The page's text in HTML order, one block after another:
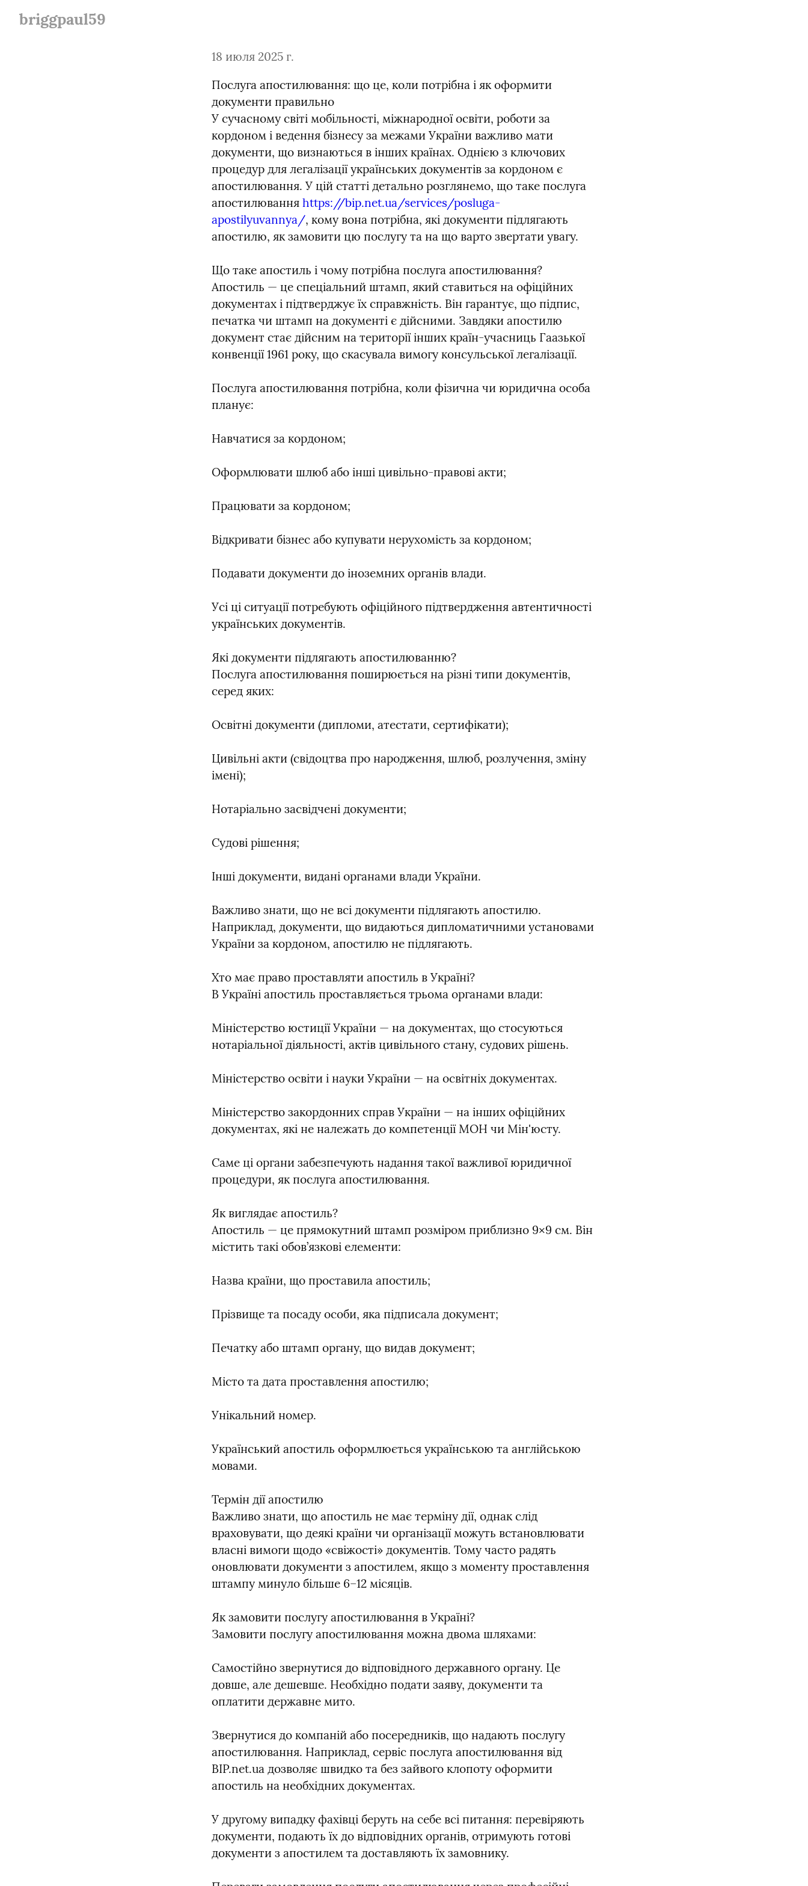
briggpaul59
18 июля 2025 г.
Послуга апостилювання: що це, коли потрібна і як оформити
документи правильно
У сучасному світі мобільності, міжнародної освіти, роботи за
кордоном і ведення бізнесу за межами України важливо мати
документи, що визнаються в інших країнах. Однією з ключових
процедур для легалізації українських документів за кордоном є
апостилювання. У цій статті детально розглянемо, що таке послуга
апостилювання https://bip.net.ua/services/posluga-
apostilyuvannya/, кому вона потрібна, які документи підлягають
апостилю, як замовити цю послугу та на що варто звертати увагу.
Що таке апостиль і чому потрібна послуга апостилювання?
Апостиль — це спеціальний штамп, який ставиться на офіційних
документах і підтверджує їх справжність. Він гарантує, що підпис,
печатка чи штамп на документі є дійсними. Завдяки апостилю
документ стає дійсним на території інших країн-учасниць Гаазької
конвенції 1961 року, що скасувала вимогу консульської легалізації.
Послуга апостилювання потрібна, коли фізична чи юридична особа
планує:
Навчатися за кордоном;
Оформлювати шлюб або інші цивільно-правові акти;
Працювати за кордоном;
Відкривати бізнес або купувати нерухомість за кордоном;
Подавати документи до іноземних органів влади.
Усі ці ситуації потребують офіційного підтвердження автентичності
українських документів.
Які документи підлягають апостилюванню?
Послуга апостилювання поширюється на різні типи документів,
серед яких:
Освітні документи (дипломи, атестати, сертифікати);
Цивільні акти (свідоцтва про народження, шлюб, розлучення, зміну
імені);
Нотаріально засвідчені документи;
Судові рішення;
Інші документи, видані органами влади України.
Важливо знати, що не всі документи підлягають апостилю.
Наприклад, документи, що видаються дипломатичними установами
України за кордоном, апостилю не підлягають.
Хто має право проставляти апостиль в Україні?
В Україні апостиль проставляється трьома органами влади:
Міністерство юстиції України — на документах, що стосуються
нотаріальної діяльності, актів цивільного стану, судових рішень.
Міністерство освіти і науки України — на освітніх документах.
Міністерство закордонних справ України — на інших офіційних
документах, які не належать до компетенції МОН чи Мін'юсту.
Саме ці органи забезпечують надання такої важливої юридичної
процедури, як послуга апостилювання.
Як виглядає апостиль?
Апостиль — це прямокутний штамп розміром приблизно 9×9 см. Він
містить такі обов’язкові елементи:
Назва країни, що проставила апостиль;
Прізвище та посаду особи, яка підписала документ;
Печатку або штамп органу, що видав документ;
Місто та дата проставлення апостилю;
Унікальний номер.
Український апостиль оформлюється українською та англійською
мовами.
Термін дії апостилю
Важливо знати, що апостиль не має терміну дії, однак слід
враховувати, що деякі країни чи організації можуть встановлювати
власні вимоги щодо «свіжості» документів. Тому часто радять
оновлювати документи з апостилем, якщо з моменту проставлення
штампу минуло більше 6–12 місяців.
Як замовити послугу апостилювання в Україні?
Замовити послугу апостилювання можна двома шляхами:
Самостійно звернутися до відповідного державного органу. Це
довше, але дешевше. Необхідно подати заяву, документи та
оплатити державне мито.
Звернутися до компаній або посередників, що надають послугу
апостилювання. Наприклад, сервіс послуга апостилювання від
BIP.net.ua дозволяє швидко та без зайвого клопоту оформити
апостиль на необхідних документах.
У другому випадку фахівці беруть на себе всі питання: перевіряють
документи, подають їх до відповідних органів, отримують готові
документи з апостилем та доставляють їх замовнику.